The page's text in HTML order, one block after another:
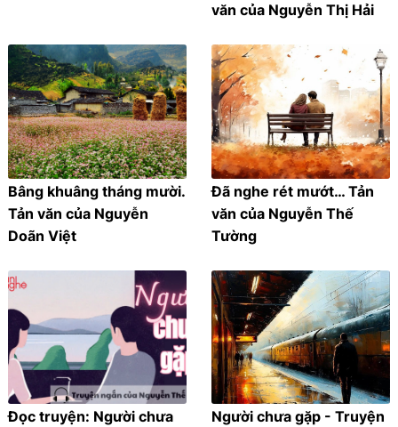
văn của Nguyễn Thị Hải
Bâng khuâng tháng mười.
Tản văn của Nguyễn
Doãn Việt
Đã nghe rét mướt… Tản
văn của Nguyễn Thế
Tường
Đọc truyện: Người chưa
Người chưa gặp - Truyện